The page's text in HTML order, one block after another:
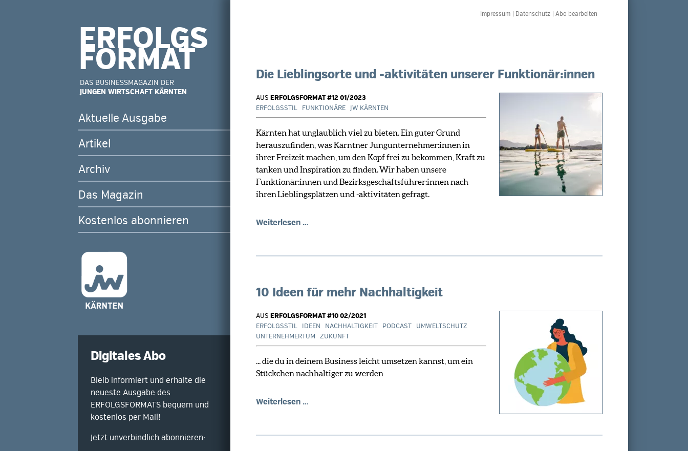
überspringen
Impressum Datenschutz Abo bearbeiten
Die Lieblingsorte und -aktivitäten unserer Funktionär:innen
AUS ERFOLGSFORMAT #12 01/2023
ERFOLGSSTIL
FUNKTIONÄRE JW KÄRNTEN
Kärnten hat unglaublich viel zu bieten. Ein guter Grund
herauszufinden, was Kärntner Jungunternehmer:innenin
ihrer Freizeit machen, um den Kopf frei zu bekommen, Kraft zu
tanken und Inspiration zu finden.Wir haben unsere
Funktionär:innen und Bezirksgeschäftsführer:innen nach
ihrenLieblingsplätzen und -aktivitäten gefragt.
Weiterlesen …
-
Funktionär:innen
10 Ideen für mehr Nachhaltigkeit
AUS ERFOLGSFORMAT #10 02/2021
ERFOLGSSTIL
IDEEN NACHHALTIGKEIT PODCAST
UMWELTSCHUTZ
UNTERNEHMERTUM
ZUKUNFT
... die du in deinem Business leicht umsetzen kannst, um ein
Stückchen nachhaltiger zu werden
Weiterlesen …
mehr
ERFOLGS
FORMAT
DAS BUSINESSMAGAZIN DER
JUNGEN WIRTSCHAFT KÄRNTEN
überspringen
Aktuelle Ausgabe
Artikel
Archiv
Das Magazin
Kostenlos abonnieren
Digitales Abo
Bleib informiert und erhalte die
neueste Ausgabe des
ERFOLGSFORMATS bequem und
kostenlos per Mail!
Jetzt unverbindlich abonnieren: